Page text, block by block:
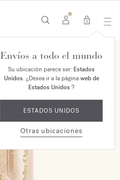
0
Envíos a todo el mundo
Su ubicación parece ser: Estados
Unidos. ¿Desea ir a la páginaweb de
Estados Unidos?
ESTADOS UNIDOS
Otras ubicaciones